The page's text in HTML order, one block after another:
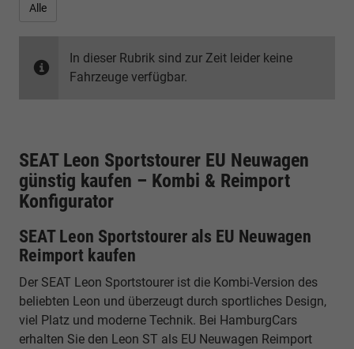
Alle
In dieser Rubrik sind zur Zeit leider keine
Fahrzeuge verfügbar.
SEAT Leon Sportstourer EU Neuwagen
günstig kaufen – Kombi & Reimport
Konfigurator
SEAT Leon Sportstourer als EU Neuwagen
Reimport kaufen
Der SEAT Leon Sportstourer ist die Kombi-Version des
beliebten Leon und überzeugt durch sportliches Design,
viel Platz und moderne Technik. Bei HamburgCars
erhalten Sie den Leon ST als EU Neuwagen Reimport